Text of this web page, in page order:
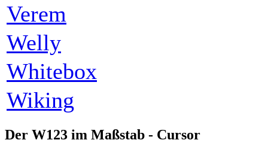
Verem
Welly
Whitebox
Wiking
Der W123 im Maßstab - Cursor